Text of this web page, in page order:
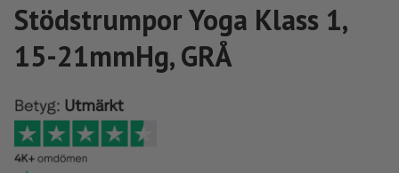
Stödstrumpor Yoga Klass 1,
15-21mmHg, GRÅ